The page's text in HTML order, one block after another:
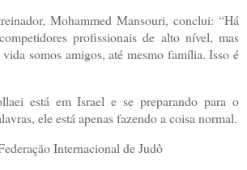
Mohammed Mansouri, conclui: “Há
profissionais de alto nível, mas
somos amigos, até mesmo família. Isso é
está em Israel e se preparando para o
ele está apenas fazendo a coisa normal.
Internacional de Judô